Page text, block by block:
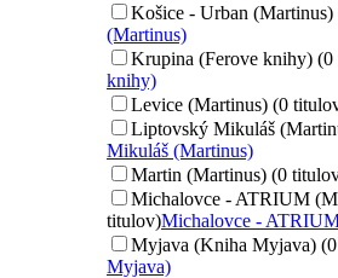
Košice - Urban
(Martinus)
Krupina (Ferove knihy)
knihy)
Levice (Martinus) (0
Liptovský Mikuláš
Mikuláš (Martinus)
Martin (Martinus) (0
Michalovce - ATRIUM
titulov)Michalovce -
Myjava (Kniha Myjava)
Myjava)